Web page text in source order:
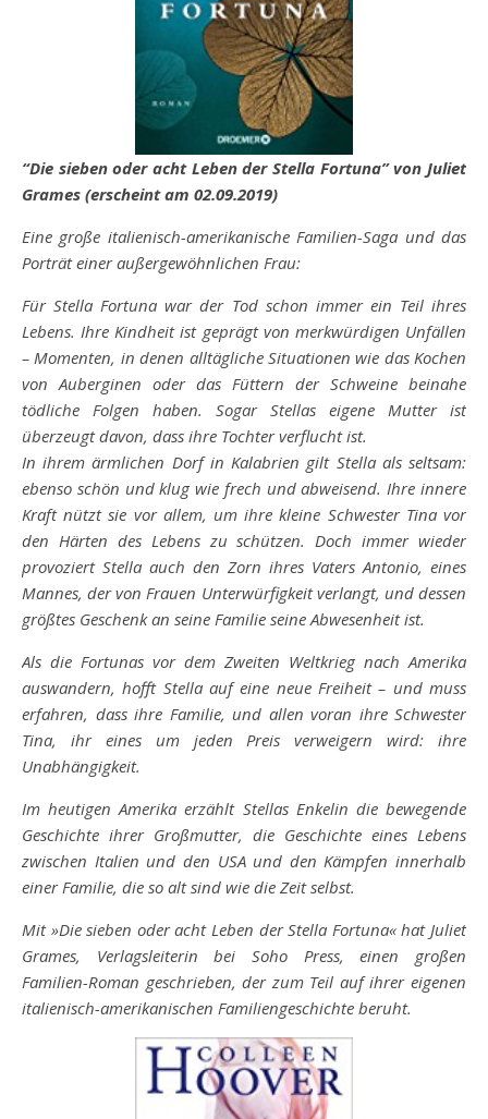
“Die sieben oder acht Leben der Stella Fortuna” von Juliet
Grames (erscheint am 02.09.2019)
Eine große italienisch-amerikanische Familien-Saga und das
Porträt einer außergewöhnlichen Frau:
Für Stella Fortuna war der Tod schon immer ein Teil ihres
Lebens. Ihre Kindheit ist geprägt von merkwürdigen Unfällen
– Momenten, in denen alltägliche Situationen wie das Kochen
von Auberginen oder das Füttern der Schweine beinahe
tödliche Folgen haben. Sogar Stellas eigene Mutter ist
überzeugt davon, dass ihre Tochter verflucht ist.
In ihrem ärmlichen Dorf in Kalabrien gilt Stella als seltsam:
ebenso schön und klug wie frech und abweisend. Ihre innere
Kraft nützt sie vor allem, um ihre kleine Schwester Tina vor
den Härten des Lebens zu schützen. Doch immer wieder
provoziert Stella auch den Zorn ihres Vaters Antonio, eines
Mannes, der von Frauen Unterwürfigkeit verlangt, und dessen
größtes Geschenk an seine Familie seine Abwesenheit ist.
Als die Fortunas vor dem Zweiten Weltkrieg nach Amerika
auswandern, hofft Stella auf eine neue Freiheit – und muss
erfahren, dass ihre Familie, und allen voran ihre Schwester
Tina, ihr eines um jeden Preis verweigern wird: ihre
Unabhängigkeit.
Im heutigen Amerika erzählt Stellas Enkelin die bewegende
Geschichte ihrer Großmutter, die Geschichte eines Lebens
zwischen Italien und den USA und den Kämpfen innerhalb
einer Familie, die so alt sind wie die Zeit selbst.
Mit »Die sieben oder acht Leben der Stella Fortuna« hat Juliet
Grames, Verlagsleiterin bei Soho Press, einen großen
Familien-Roman geschrieben, der zum Teil auf ihrer eigenen
italienisch-amerikanischen Familiengeschichte beruht.